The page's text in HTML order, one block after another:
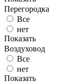
Перегородка
Все
нет
Показать
Воздуховод
Все
нет
Показать